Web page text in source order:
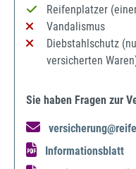
Reifenplatzer
Vandalismus
Diebstahlschutz
versicherten
Sie haben Fragen zur
Informationsblatt